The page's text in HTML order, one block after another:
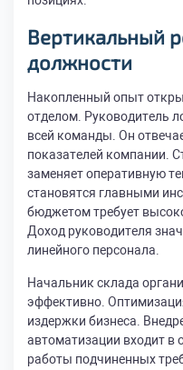
Вертикальный
должности
Накопленный опыт
отделом. Руководитель
всей команды. Он
показателей компании.
заменяет оперативную
становятся главными
бюджетом требует
Доход руководителя
линейного персонала.
Начальник склада
эффективно.
издержки бизнеса.
автоматизации входит в
работы подчиненных